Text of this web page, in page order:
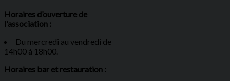
Horaires d’ouverture de
l'association :
Du mercredi au vendredi de
14h00 à 18h00.
Horaires bar et restauration :